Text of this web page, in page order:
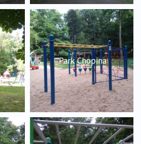
Park Chopina